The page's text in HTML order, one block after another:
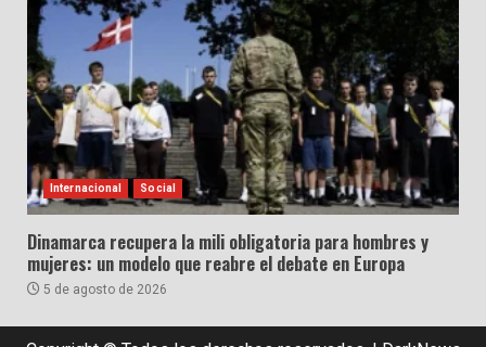
Internacional Social
Dinamarca recupera la mili obligatoria para hombres y
mujeres: un modelo que reabre el debate en Europa
5 de agosto de 2026